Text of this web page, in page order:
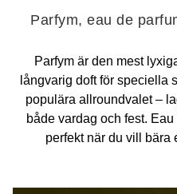
Parfym, eau de
Parfym är den mest
långvarig doft för speciella
populära allroundvalet –
både vardag och fest.
perfekt när du vill bära